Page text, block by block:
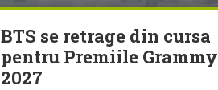
BTS se retrage din cursa
pentru Premiile Grammy
2027